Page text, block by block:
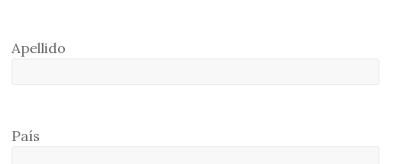
Apellido
País